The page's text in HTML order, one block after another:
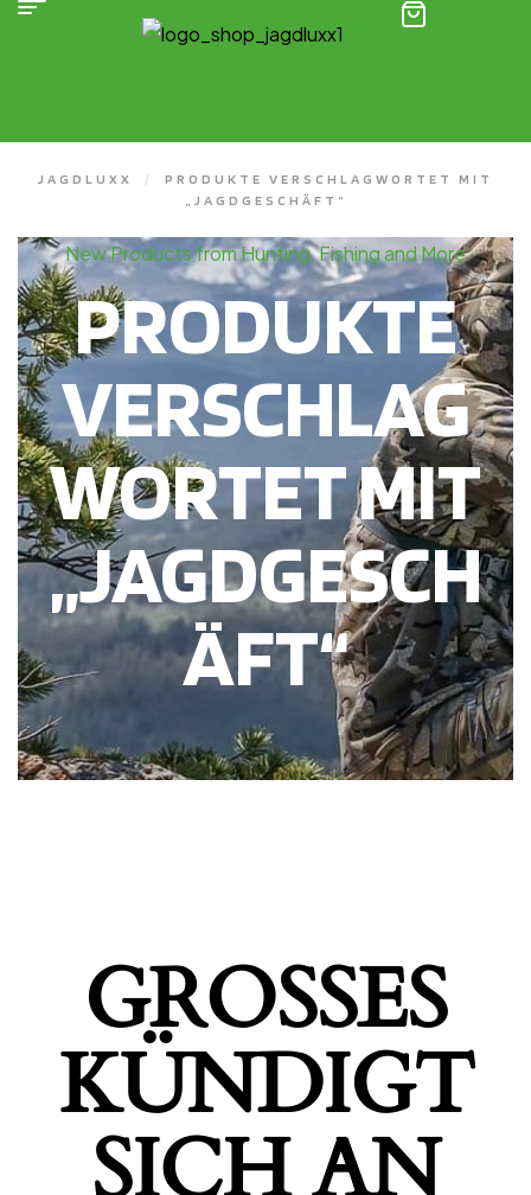
JAGDLUXX /
PRODUKTE VERSCHLAGWORTET MIT
„JAGDGESCHÄFT“
New Products from Hunting, Fishing and More
PRODUKTE
VERSCHLAG
WORTET MIT
„JAGDGESCH
ÄFT“
GROSSES K
ÜNDIGT S
ICH AN